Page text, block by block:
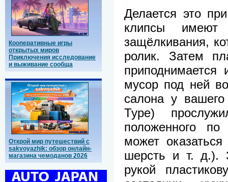
Кооперативные игры
открытых миров
Приключения исследование
и выживание сообща
Открой мир путешествий с
sakvoyazhik: обзор онлайн-
магазина чемоданов 2026
Делается это
клипсы имеют
защёлкивания,
ролик. Затем
приподнимается
мусор под ней
салона у
Type)
положенного
может
шерсть и т. д.).
рукой